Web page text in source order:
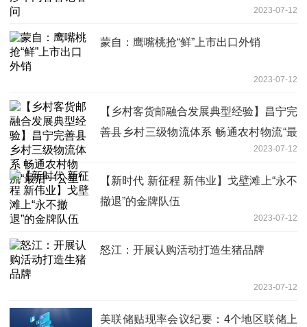
2023-07-12
蒙自：鹰嘴桃抢“鲜”上市出口外销
2023-07-12
【乡村客货邮融合发展典型经验】昌宁完
善县乡村三级物流体系 畅通农村物流“最
2023-07-12
【新时代 新征程 新伟业】戈壁滩上“永不
撤退”的金牌队伍
2023-07-12
怒江：开展认购活动打造生猪品牌
2023-07-12
美联储贴现率会议纪要：4个地区联储上